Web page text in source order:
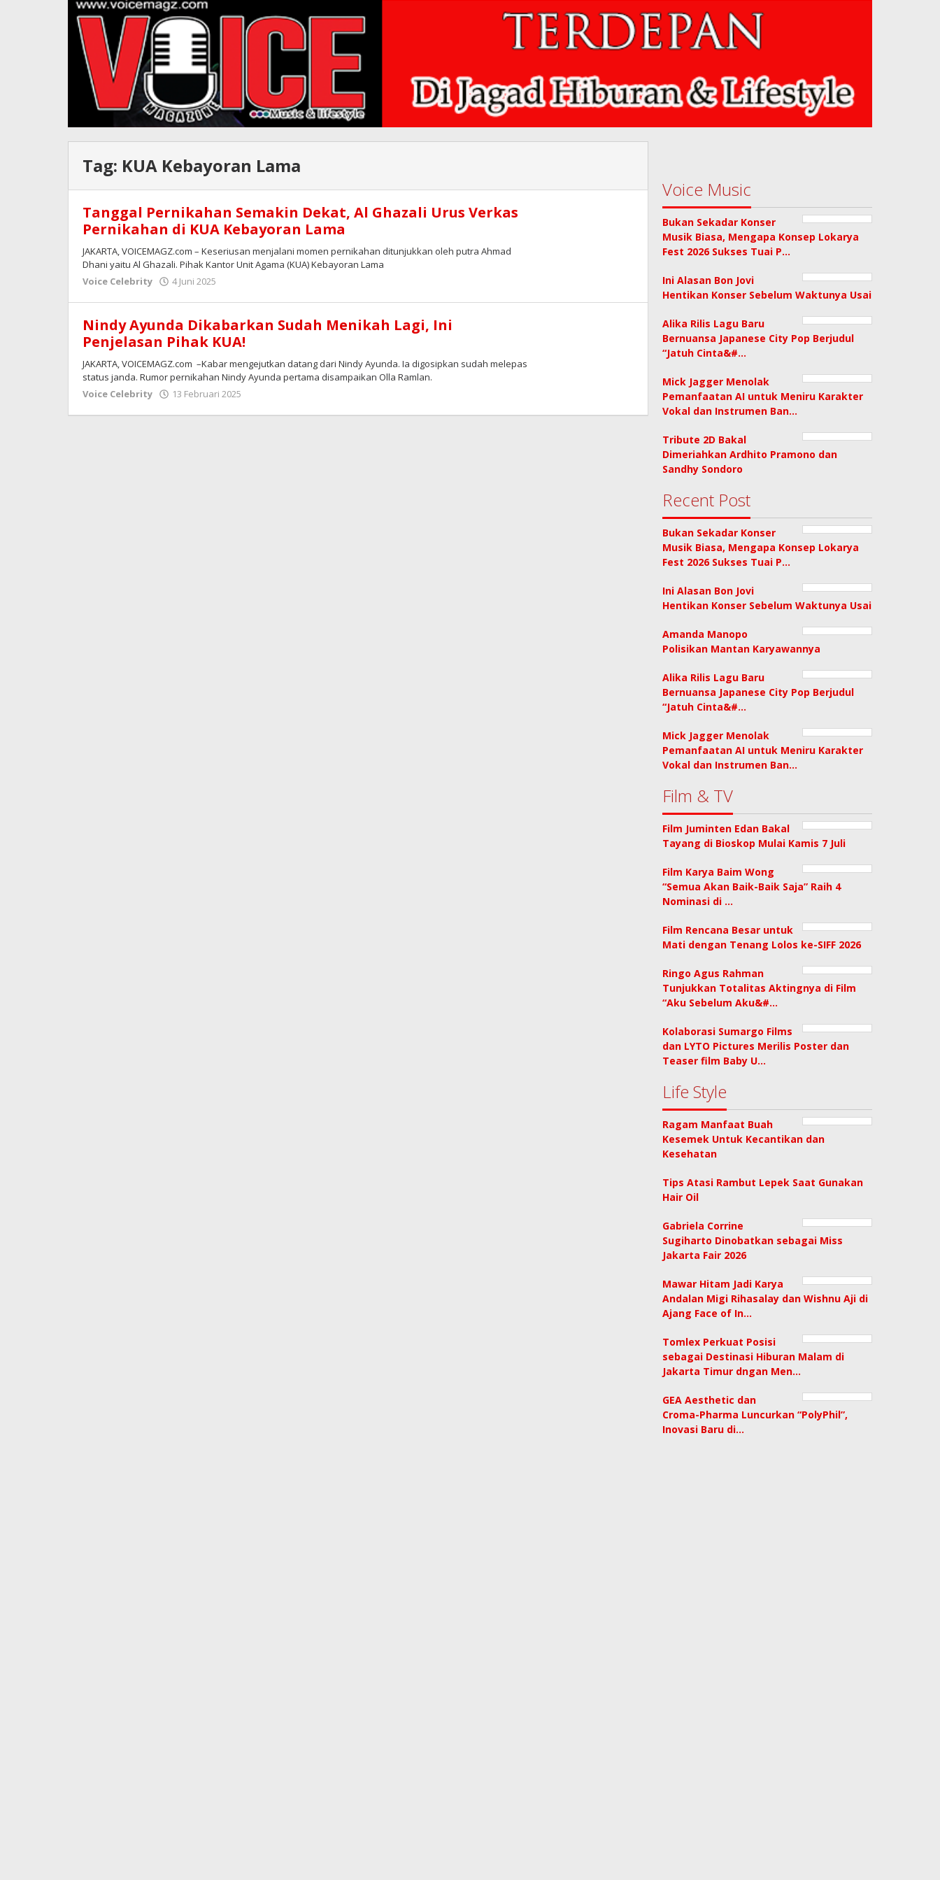
Tag: KUA Kebayoran Lama
Tanggal Pernikahan Semakin Dekat, Al Ghazali Urus Verkas
Pernikahan di KUA Kebayoran Lama
JAKARTA, VOICEMAGZ.com – Keseriusan menjalani momen pernikahan ditunjukkan oleh putra Ahmad
Dhani yaitu Al Ghazali. Pihak Kantor Unit Agama (KUA) Kebayoran Lama
Voice Celebrity
4 Juni 2025
Nindy Ayunda Dikabarkan Sudah Menikah Lagi, Ini
Penjelasan Pihak KUA!
JAKARTA, VOICEMAGZ.com –Kabar mengejutkan datang dari Nindy Ayunda. Ia digosipkan sudah melepas
status janda. Rumor pernikahan Nindy Ayunda pertama disampaikan Olla Ramlan.
Voice Celebrity
13 Februari 2025
Voice Music
Bukan Sekadar Konser
Musik Biasa, Mengapa Konsep Lokarya
Fest 2026 Sukses Tuai P…
Ini Alasan Bon Jovi
Hentikan Konser Sebelum Waktunya Usai
Alika Rilis Lagu Baru
Bernuansa Japanese City Pop Berjudul
“Jatuh Cinta&#…
Mick Jagger Menolak
Pemanfaatan AI untuk Meniru Karakter
Vokal dan Instrumen Ban…
Tribute 2D Bakal
Dimeriahkan Ardhito Pramono dan
Sandhy Sondoro
Recent Post
Bukan Sekadar Konser
Musik Biasa, Mengapa Konsep Lokarya
Fest 2026 Sukses Tuai P…
Ini Alasan Bon Jovi
Hentikan Konser Sebelum Waktunya Usai
Amanda Manopo
Polisikan Mantan Karyawannya
Alika Rilis Lagu Baru
Bernuansa Japanese City Pop Berjudul
“Jatuh Cinta&#…
Mick Jagger Menolak
Pemanfaatan AI untuk Meniru Karakter
Vokal dan Instrumen Ban…
Film & TV
Film Juminten Edan Bakal
Tayang di Bioskop Mulai Kamis 7 Juli
Film Karya Baim Wong
“Semua Akan Baik-Baik Saja” Raih 4
Nominasi di …
Film Rencana Besar untuk
Mati dengan Tenang Lolos ke-SIFF 2026
Ringo Agus Rahman
Tunjukkan Totalitas Aktingnya di Film
“Aku Sebelum Aku&#…
Kolaborasi Sumargo Films
dan LYTO Pictures Merilis Poster dan
Teaser film Baby U…
Life Style
Ragam Manfaat Buah
Kesemek Untuk Kecantikan dan
Kesehatan
Tips Atasi Rambut Lepek Saat Gunakan
Hair Oil
Gabriela Corrine
Sugiharto Dinobatkan sebagai Miss
Jakarta Fair 2026
Mawar Hitam Jadi Karya
Andalan Migi Rihasalay dan Wishnu Aji di
Ajang Face of In…
Tomlex Perkuat Posisi
sebagai Destinasi Hiburan Malam di
Jakarta Timur dngan Men…
GEA Aesthetic dan
Croma-Pharma Luncurkan “PolyPhil”,
Inovasi Baru di…